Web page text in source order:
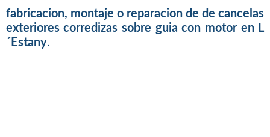
fabricacion, montaje o reparacion de de cancelas
exteriores corredizas sobre guia con motor en L
´Estany.